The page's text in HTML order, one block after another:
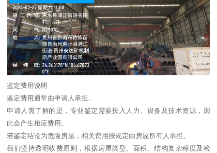
鉴定费用说明
鉴定费用通常由申请人承担。
申请人需了解的是，专业鉴定需要投入人力、设备及技术资源，因
此会产生相应费用。
若鉴定结论为危险房屋，相关费用按规定由房屋所有人承担。
我们坚持透明收费原则，根据房屋类型、面积、结构复杂程度及检